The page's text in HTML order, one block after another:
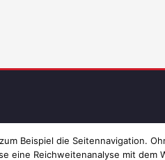
Impressum
Beispiel die Seitennavigation.
Reichweitenanalyse mit dem